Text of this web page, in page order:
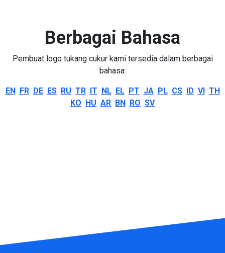
Berbagai Bahasa
Pembuat logo tukang cukur kami tersedia dalam berbagai
bahasa:
EN FR DE ES RU TR IT NL EL PT JA PL CS ID VI TH
KO HU AR BN RO SV